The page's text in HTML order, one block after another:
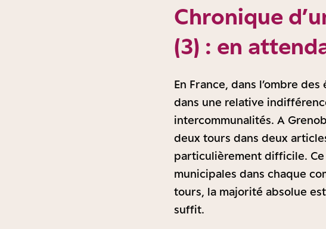
Chronique
(3) : en
En France, dans l’ombre
dans une relative
intercommunalités. A
deux tours dans deux
particulièrement difficile.
municipales dans chaque
tours, la majorité absolue
suffit.